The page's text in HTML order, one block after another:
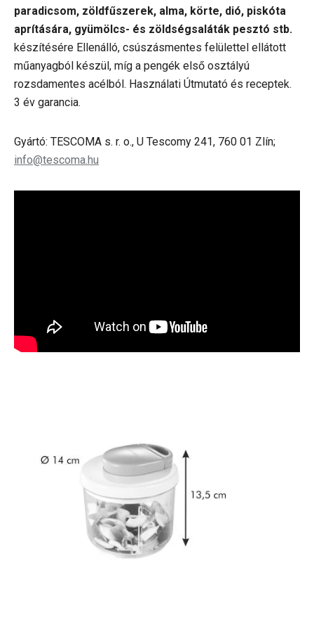
paradicsom, zöldfűszerek, alma, körte, dió, piskóta
aprítására, gyümölcs- és zöldségsaláták pesztó stb.
készítésére Ellenálló, csúszásmentes felülettel ellátott
műanyagból készül, míg a pengék első osztályú
rozsdamentes acélból. Használati Útmutató és receptek.
3 év garancia.
Gyártó: TESCOMA s. r. o., U Tescomy 241, 760 01 Zlín;
info@tescoma.hu